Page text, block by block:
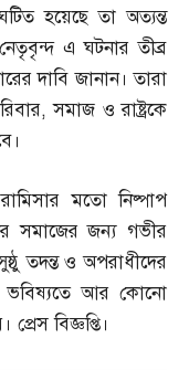
হয়েছে তা অত্যন্ত
এ ঘটনার তীব্র
দাবি জানান। তারা
,সমাজ ও রাষ্ট্রকে
রামিসার মতো নিষ্পাপ
সমাজের জন্য গভীর
তদন্ত ও অপরাধীদের
ভবিষ্যতে আর কোনো
বিজ্ঞপ্তি।